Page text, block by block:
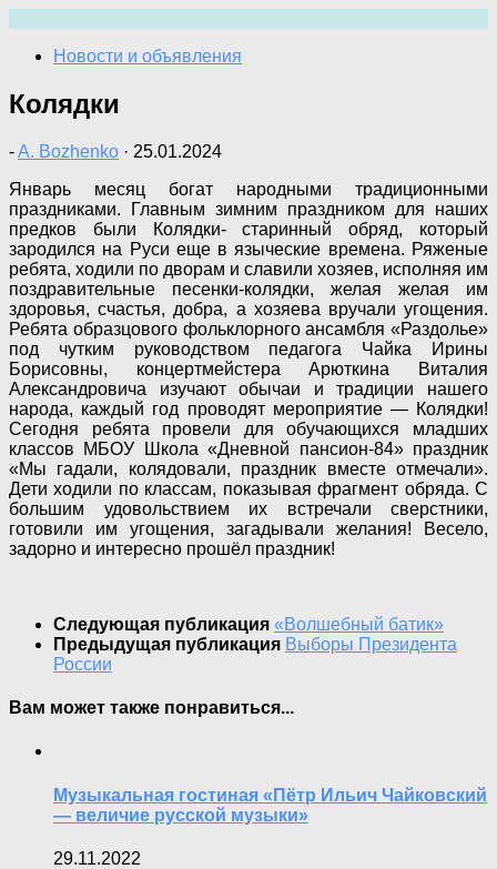
содержимому
Новости и объявления
Колядки
-A. Bozhenko · 25.01.2024
Январь месяц богат народными традиционными
праздниками. Главным зимним праздником для наших
предков были Колядки- старинный обряд, который
зародился на Руси еще в языческие времена. Ряженые
ребята, ходили по дворам и славили хозяев, исполняя им
поздравительные песенки-колядки, желая желая им
здоровья, счастья, добра, а хозяева вручали угощения.
Ребята образцового фольклорного ансамбля «Раздолье»
под чутким руководством педагога Чайка Ирины
Борисовны, концертмейстера Арюткина Виталия
Александровича изучают обычаи и традиции нашего
народа, каждый год проводят мероприятие — Колядки!
Сегодня ребята провели для обучающихся младших
классов МБОУ Школа «Дневной пансион-84» праздник
«Мы гадали, колядовали, праздник вместе отмечали».
Дети ходили по классам, показывая фрагмент обряда. С
большим удовольствием их встречали сверстники,
готовили им угощения, загадывали желания! Весело,
задорно и интересно прошёл праздник!
Следующая публикация «Волшебный батик»
Предыдущая публикация Выборы Президента
России
Вам может также понравиться...
Музыкальная гостиная «Пётр Ильич Чайковский
— величие русской музыки»
29.11.2022